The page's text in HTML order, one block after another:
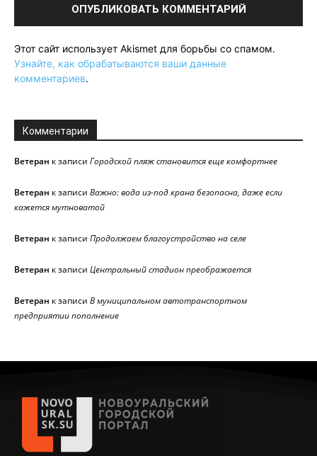
Этот сайт использует Akismet для борьбы со спамом.
Узнайте, как обрабатываются ваши данные
комментариев.
Комментарии
Ветеран к записи Городской пляж становится еще комфортнее
Ветеран к записи Важно: вода из-под крана безопасна, даже если
кажется мутноватой
Ветеран к записи Продолжаем благоустройство на селе
Ветеран к записи Центральный стадион преображается
Ветеран к записи В муниципальном автотранспортном
предприятии пополнение